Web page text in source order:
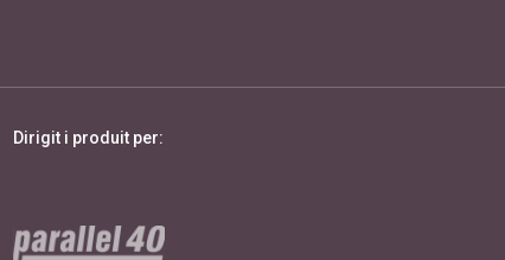
Dirigit i produit per: